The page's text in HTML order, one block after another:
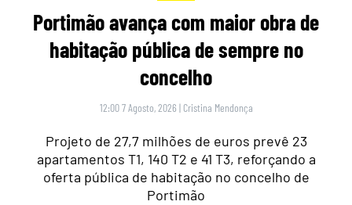
Portimão avança com maior obra de
habitação pública de sempre no
concelho
12:00 7 Agosto, 2026 | Cristina Mendonça
Projeto de 27,7 milhões de euros prevê 23
apartamentos T1, 140 T2 e 41 T3, reforçando a
oferta pública de habitação no concelho de
Portimão